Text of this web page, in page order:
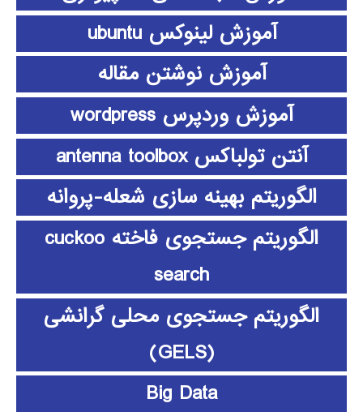
آموزش لینوکس ubuntu
آموزش نوشتن مقاله
آموزش وردپرس wordpress
آنتن تولباکس antenna toolbox
الگوریتم بهینه سازی شعله-پروانه
الگوریتم جستجوی فاخته cuckoo
search
الگوریتم جستجوی محلی گرانشی
(GELS)
Big Data